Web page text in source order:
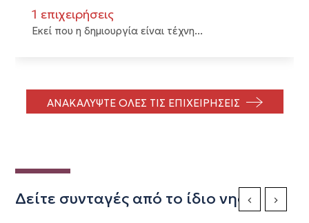
1 επιχειρήσεις
Εκεί που η δημιουργία είναι τέχνη...
ΑΝΑΚΑΛΥΨΤΕ ΟΛΕΣ ΤΙΣ ΕΠΙΧΕΙΡΗΣΕΙΣ
Δείτε συνταγές από το ίδιο νησίPrevious Slide
Next